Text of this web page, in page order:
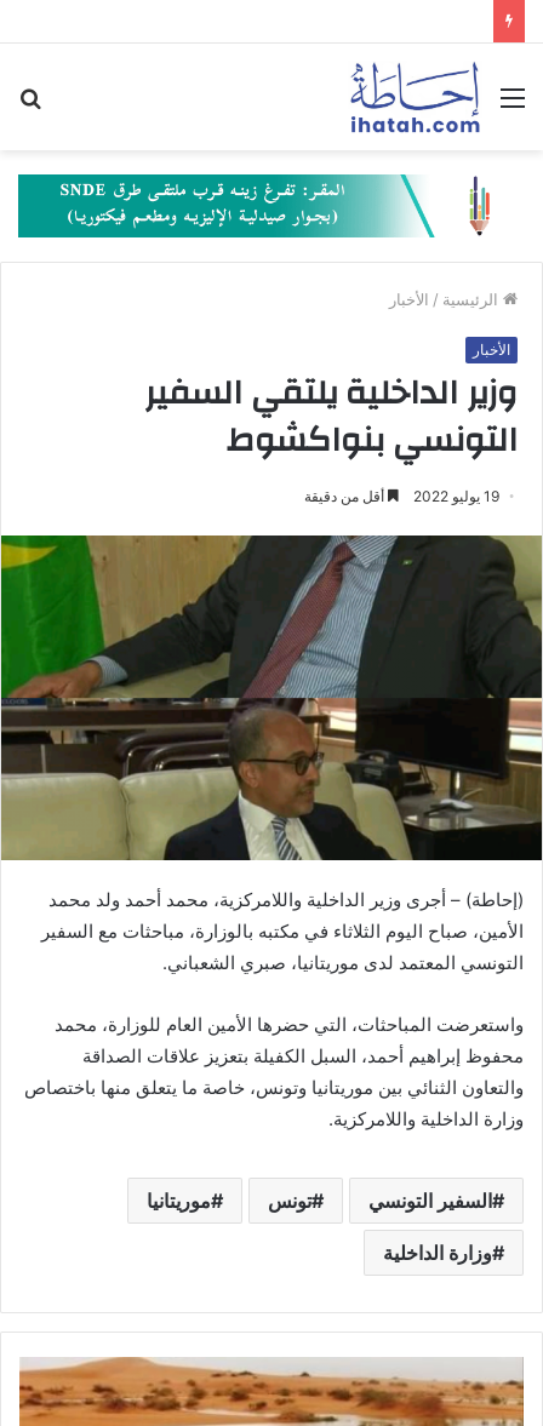
القائمة
الرئيسية / الأخبار
الأخبار
وزير الداخلية يلتقي السفير
التونسي بنواكشوط
19 يوليو 2022 أقل من دقيقة
(إحاطة) – أجرى وزير الداخلية واللامركزية، محمد أحمد ولد محمد
الأمين، صباح اليوم الثلاثاء في مكتبه بالوزارة، مباحثات مع السفير
التونسي المعتمد لدى موريتانيا، صبري الشعباني.
واستعرضت المباحثات، التي حضرها الأمين العام للوزارة، محمد
محفوظ إبراهيم أحمد، السبل الكفيلة بتعزيز علاقات الصداقة
والتعاون الثنائي بين موريتانيا وتونس، خاصة ما يتعلق منها باختصاص
وزارة الداخلية واللامركزية.
السفير التونسي تونس موريتانيا
وزارة الداخلية